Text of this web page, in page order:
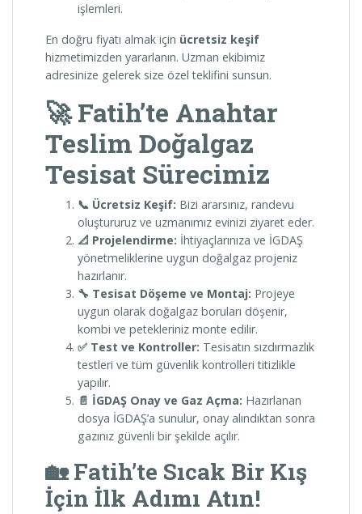
işlemleri.
En doğru fiyatı almak için ücretsiz keşif
hizmetimizden yararlanın. Uzman ekibimiz
adresinize gelerek size özel teklifini sunsun.
🚀 Fatih’te Anahtar
Teslim Doğalgaz
Tesisat Sürecimiz
📞 Ücretsiz Keşif: Bizi ararsınız, randevu
oluştururuz ve uzmanımız evinizi ziyaret eder.
📐 Projelendirme: İhtiyaçlarınıza ve İGDAŞ
yönetmeliklerine uygun doğalgaz projeniz
hazırlanır.
🔧 Tesisat Döşeme ve Montaj: Projeye
uygun olarak doğalgaz boruları döşenir,
kombi ve petekleriniz monte edilir.
✅ Test ve Kontroller: Tesisatın sızdırmazlık
testleri ve tüm güvenlik kontrolleri titizlikle
yapılır.
📄 İGDAŞ Onay ve Gaz Açma: Hazırlanan
dosya İGDAŞ’a sunulur, onay alındıktan sonra
gazınız güvenli bir şekilde açılır.
🏡 Fatih’te Sıcak Bir Kış
İçin İlk Adımı Atın!